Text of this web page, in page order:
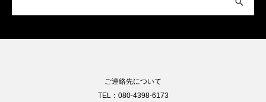
ご連絡先について
TEL：080-4398-6173